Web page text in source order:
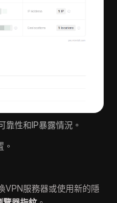
靠性和IP暴露情況。
VPN服務器或使用新的隱